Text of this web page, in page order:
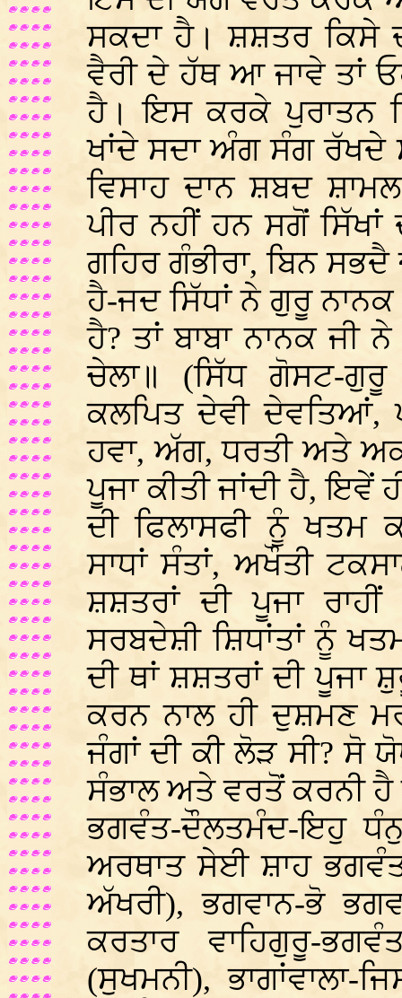
ਸਕਦਾ ਹੈ। ਸ਼ਸ਼ਤਰ ਕਿਸੇ
ਵੈਰੀ ਦੇ ਹੱਥ ਆ ਜਾਵੇ ਤਾਂ
ਹੈ। ਇਸ ਕਰਕੇ ਪੁਰਾਤਨ
ਖਾਂਦੇ ਸਦਾ ਅੰਗ ਸੰਗ ਰੱਖਦੇ
ਵਿਸਾਹ ਦਾਨ ਸ਼ਬਦ
ਪੀਰ ਨਹੀਂ ਹਨ ਸਗੋਂ ਸਿੱਖਾਂ
ਗਹਿਰ ਗੰਭੀਰਾ, ਬਿਨ
ਹੈ-ਜਦ ਸਿੱਧਾਂ ਨੇ ਗੁਰੂ
ਹੈ? ਤਾਂ ਬਾਬਾ ਨਾਨਕ
ਚੇਲਾ॥ (ਸਿੱਧ ਗੋਸਟ-
ਕਲਪਿਤ ਦੇਵੀ ਦੇਵਤਿਆਂ,
ਹਵਾ, ਅੱਗ, ਧਰਤੀ ਅਤੇ
ਪੂਜਾ ਕੀਤੀ ਜਾਂਦੀ ਹੈ, ਇਵੇਂ
ਦੀ ਫਿਲਾਸਫੀ ਨੂੰ ਖਤਮ
ਸਾਧਾਂ ਸੰਤਾਂ, ਅਖੌਤੀ
ਸ਼ਸ਼ਤਰਾਂ ਦੀ ਪੂਜਾ
ਸਰਬਦੇਸ਼ੀ ਸ਼ਿਧਾਂਤਾਂ ਨੂੰ
ਦੀ ਥਾਂ ਸ਼ਸ਼ਤਰਾਂ ਦੀ ਪੂਜਾ
ਕਰਨ ਨਾਲ ਹੀ ਦੁਸ਼ਮਣ
ਜੰਗਾਂ ਦੀ ਕੀ ਲੋੜ ਸੀ? ਸੋ
ਸੰਭਾਲ ਅਤੇ ਵਰਤੋਂ ਕਰਨੀ ਹੈ
ਭਗਵੰਤ-ਦੌਲਤਮੰਦ-ਇਹੁ
ਅਰਥਾਤ ਸੇਈ ਸ਼ਾਹ
ਅੱਖਰੀ), ਭਗਵਾਨ-ਭੋ
ਕਰਤਾਰ ਵਾਹਿਗੁਰੂ-
(ਸੁਖਮਨੀ),